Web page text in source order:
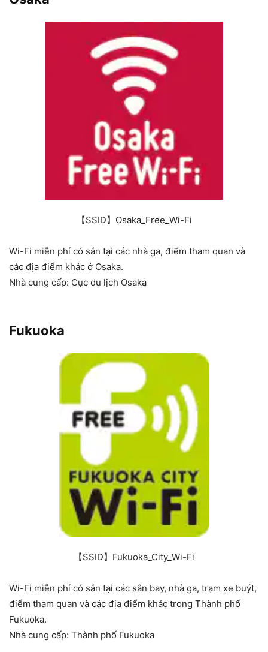
【SSID】Osaka_Free_Wi-Fi
Wi-Fi miễn phí có sẵn tại các nhà ga, điểm tham quan và
các địa điểm khác ở Osaka.
Nhà cung cấp: Cục du lịch Osaka
Fukuoka
【SSID】Fukuoka_City_Wi-Fi
Wi-Fi miễn phí có sẵn tại các sân bay, nhà ga, trạm xe buýt,
điểm tham quan và các địa điểm khác trong Thành phố
Fukuoka.
Nhà cung cấp: Thành phố Fukuoka